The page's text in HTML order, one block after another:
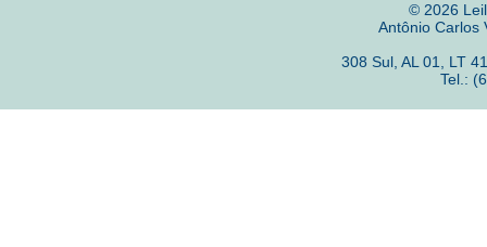
© 2026
Antônio Carlos
308 Sul, AL 01, LT
Tel.: